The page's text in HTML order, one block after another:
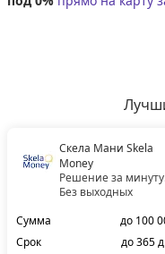
Скела Мани Skela
Money
Решение за
Без выходных
Сумма
до 100
Срок
до 365